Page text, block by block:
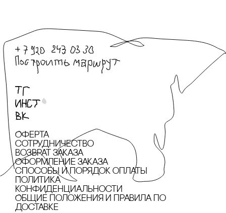
Оферта
сотрудничество
Возврат заказа
Оформление заказа
cпособы и порядок оплаты
Политика
конфиденциальности
Общие положения и правила по
доставке